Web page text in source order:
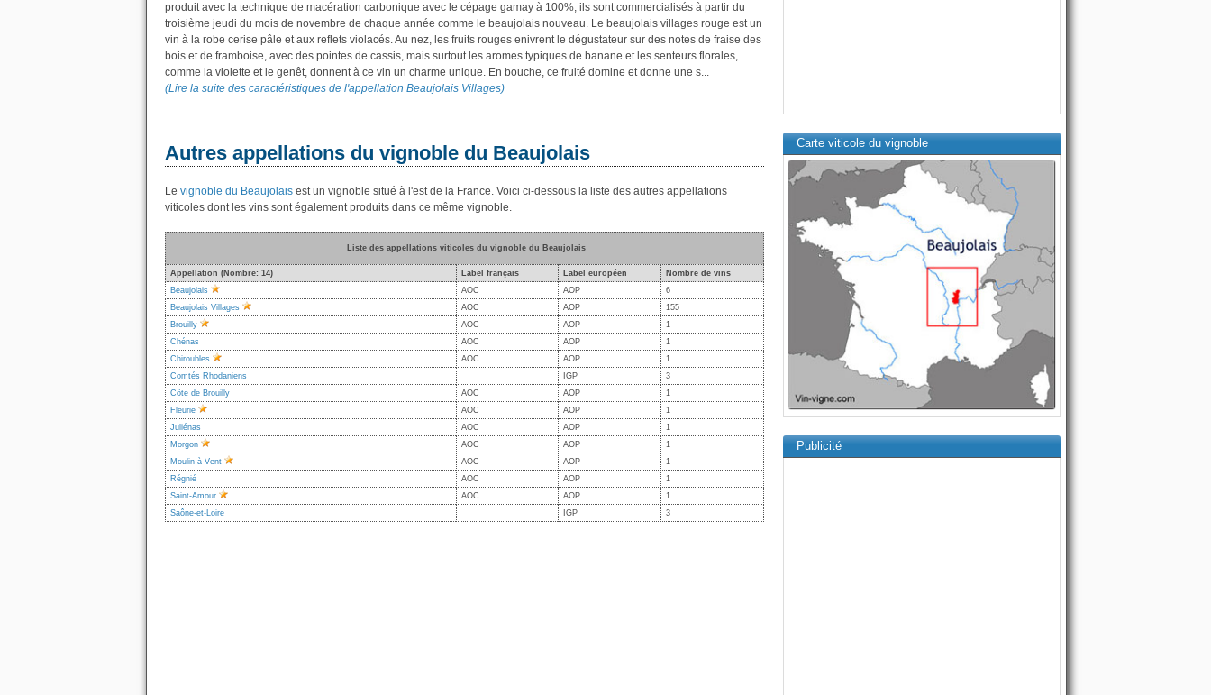
produit avec la technique de macération carbonique avec le cépage gamay à 100%, ils sont commercialisés à partir du
troisième jeudi du mois de novembre de chaque année comme le beaujolais nouveau. Le beaujolais villages rouge est un
vin à la robe cerise pâle et aux reflets violacés. Au nez, les fruits rouges enivrent le dégustateur sur des notes de fraise des
bois et de framboise, avec des pointes de cassis, mais surtout les aromes typiques de banane et les senteurs florales,
comme la violette et le genêt, donnent à ce vin un charme unique. En bouche, ce fruité domine et donne une s...
(Lire la suite des caractéristiques de l'appellation Beaujolais Villages)
Autres appellations du vignoble du Beaujolais
Le vignoble du Beaujolais est un vignoble situé à l'est de la France. Voici ci-dessous la liste des autres appellations
viticoles dont les vins sont également produits dans ce même vignoble.
Liste des appellations viticoles du vignoble du Beaujolais
Appellation (Nombre: 14) Label français Label européen
Nombre de vins
Beaujolais
AOC AOP
6
Beaujolais Villages
AOC AOP
155
Brouilly
AOC AOP
1
Chénas
AOC AOP
1
Chiroubles
AOC AOP
1
Comtés Rhodaniens
IGP
3
Côte de Brouilly
AOC AOP
1
Fleurie
AOC AOP
1
Juliénas
AOC AOP
1
Morgon
AOC AOP
1
Moulin-à-Vent
AOC AOP
1
Régnié
AOC AOP
1
Saint-Amour
AOC AOP
1
Saône-et-Loire
IGP 3
Carte viticole du vignoble
Publicité